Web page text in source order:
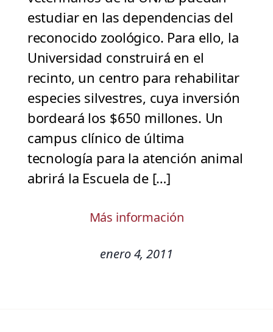
estudiar en las dependencias del
reconocido zoológico. Para ello, la
Universidad construirá en el
recinto, un centro para rehabilitar
especies silvestres, cuya inversión
bordeará los $650 millones. Un
campus clínico de última
tecnología para la atención animal
abrirá la Escuela de […]
Más información
enero 4, 2011